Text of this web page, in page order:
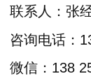
咨询电话：
联系人：张
微信：138